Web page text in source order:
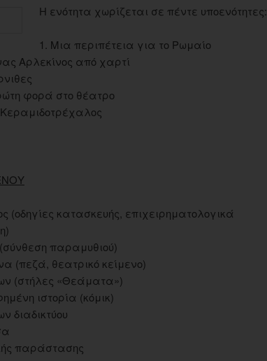
Η ενότητα χωρίζεται σε πέντε υποενότητες:
1. Μια περιπέτεια για το Ρωμαίο
Αρλεκίνος από χαρτί
φορά στο θέατρο
(οδηγίες κατασκευής, επιχειρηματολογικά
παραμυθιού)
(πεζά, θεατρικό κείμενο)
(στήλες «Θεάματα»)
ιστορία (κόμικ)
διαδικτύου
παράστασης